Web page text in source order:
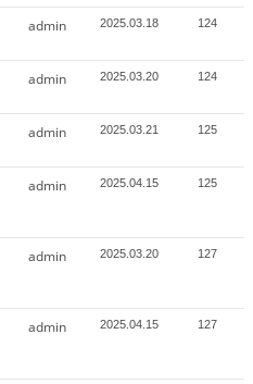
admin 2025.03.18 124
admin 2025.03.20 124
admin 2025.03.21 125
admin 2025.04.15 125
admin 2025.03.20 127
admin 2025.04.15 127